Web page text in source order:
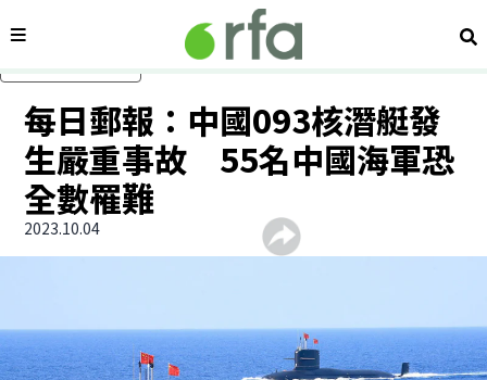
內容分類 搜
每日郵報：中國093核潛艇發
生嚴重事故 55名中國海軍恐
全數罹難
2023.10.04